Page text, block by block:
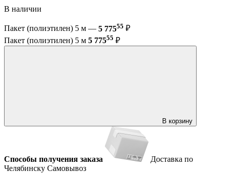
В наличии
Пакет (полиэтилен) 5 м — 5 77555 ₽
Пакет (полиэтилен) 5 м 5 77555 ₽
В корзину
Способы получения заказа
Доставка по
Челябинску Самовывоз